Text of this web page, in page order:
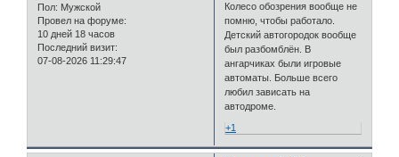
Пол: Мужской
Провел на форуме:
10 дней 18 часов
Последний визит:
07-08-2026 11:29:47
Колесо обозрения вообще не
помню, чтобы работало.
Детский автогородок вообще
был разбомблён. В
ангарчиках были игровые
автоматы. Больше всего
любил зависать на
автодроме.
+1